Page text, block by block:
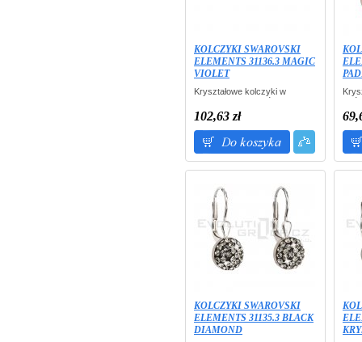
KOLCZYKI SWAROVSKI
ELEMENTS 31136.3 MAGIC
VIOLET
Kryształowe kolczyki w
srebrze rodium - półkula.
Opakowanie: przeźroczyste
pudełko W PREZENCIE.
102,63 zł
-
KOLCZYKI SWAROVSKI
ELEMENTS 31135.3 BLACK
DIAMOND